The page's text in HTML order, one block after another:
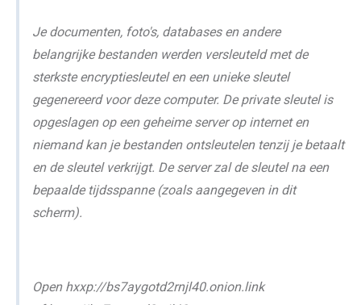
Je documenten, foto's, databases en andere
belangrijke bestanden werden versleuteld met de
sterkste encryptiesleutel en een unieke sleutel
gegenereerd voor deze computer. De private sleutel is
opgeslagen op een geheime server op internet en
niemand kan je bestanden ontsleutelen tenzij je betaalt
en de sleutel verkrijgt. De server zal de sleutel na een
bepaalde tijdsspanne (zoals aangegeven in dit
scherm).
Open hxxp://bs7aygotd2rnjl40.onion.link